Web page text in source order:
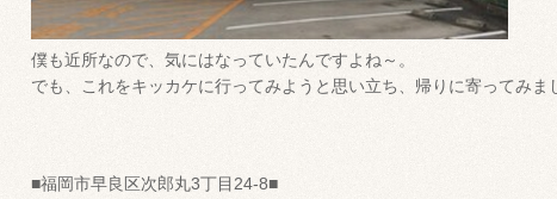
僕も近所なので、気にはなっていたんですよね～。
でも、これをキッカケに行ってみようと思い立ち、帰りに寄ってみま
■福岡市早良区次郎丸3丁目24-8■